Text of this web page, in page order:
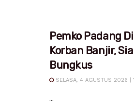
Pemko Padang
Korban Banjir,
Bungkus
SELASA, 4 AGUSTUS 2026 |
...